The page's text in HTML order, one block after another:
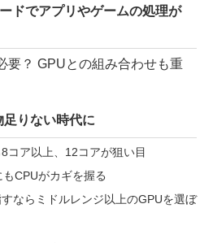
ドでアプリやゲームの処理が
？ GPUとの組み合わせも重
りない時代に
コア以上、12コアが狙い目
CPUがカギを握る
ならミドルレンジ以上のGPUを選ぼ